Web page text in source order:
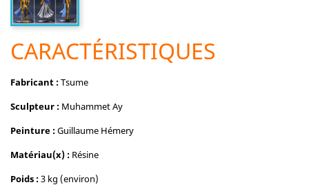
CARACTÉRISTIQUES
Fabricant :Tsume
Sculpteur : Muhammet Ay
Peinture :Guillaume Hémery
Matériau(x) : Résine
Poids :3 kg (environ)